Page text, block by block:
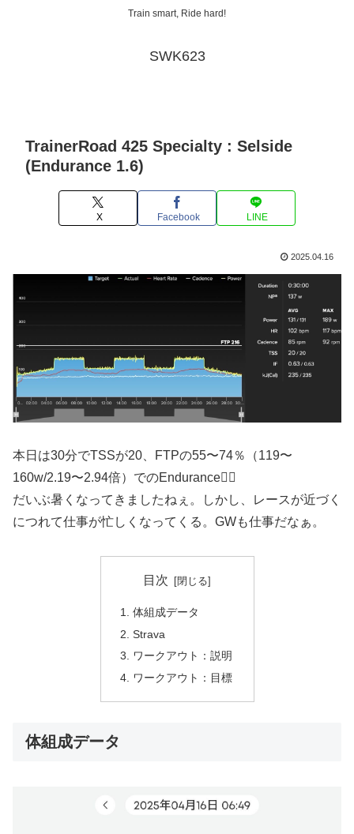
Train smart, Ride hard!
SWK623
TrainerRoad 425 Specialty : Selside
(Endurance 1.6)
X Facebook LINE
2025.04.16
本日は30分でTSSが20、FTPの55〜74％（119〜
160w/2.19〜2.94倍）でのEndurance🚴‍♂️
だいぶ暑くなってきましたねぇ。しかし、レースが近づく
につれて仕事が忙しくなってくる。GWも仕事だなぁ。
目次
体組成データ
Strava
ワークアウト：説明
ワークアウト：目標
体組成データ